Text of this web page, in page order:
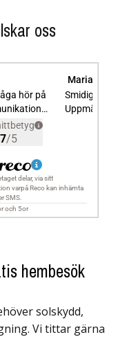
oss
hembesök
solskydd,
Vi tittar gärna